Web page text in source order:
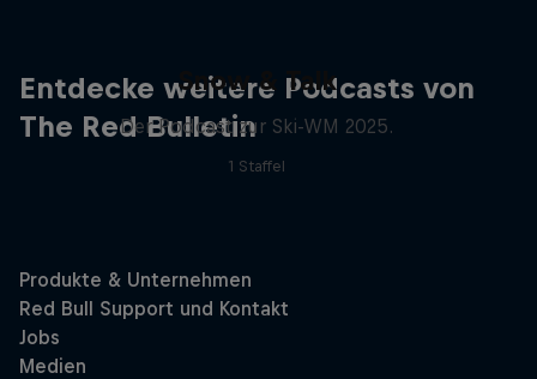
Entdecke weitere Podcasts von
The Red Bulletin
Snow & Talk
Der Podcast zur Ski-WM 2025.
1 Staffel